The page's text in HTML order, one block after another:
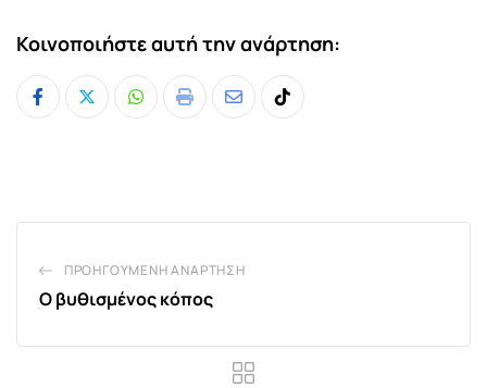
Κοινοποιήστε αυτή την ανάρτηση:
Whatsapp
Print
ShareTiktok
ΠΡΟΗΓΟΎΜΕΝΗ ΑΝΆΡΤΗΣΗ
Ο βυθισμένος κόπος